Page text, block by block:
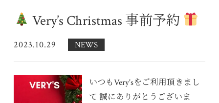
Very’s Christmas 事前予約
2023.10.29 NEWS
いつもVery'sをご利用頂きまし
て 誠にありがとうございま